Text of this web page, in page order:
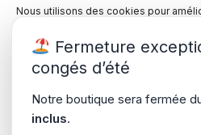
Nous utilisons des cookies pour
notre site, analyser le trafic et
Vous pouvez accepter, refuser ou
moment.
Gérer les services
Livraison rapide dans
“ Mondial Relay
Fermeture
congés d’été
Notre boutique sera fermée
inclus.